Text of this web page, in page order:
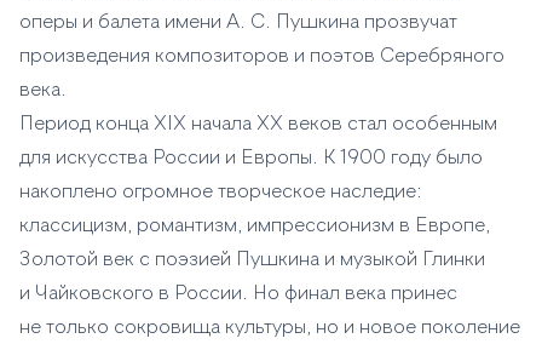
оперы и балета имени А. С. Пушкина прозвучат
произведения композиторов и поэтов Серебряного
века.
Период конца XIX начала XX веков стал особенным
для искусства России и Европы. К 1900 году было
накоплено огромное творческое наследие:
классицизм, романтизм, импрессионизм в Европе,
Золотой век с поэзией Пушкина и музыкой Глинки
и Чайковского в России. Но финал века принес
не только сокровища культуры, но и новое поколение